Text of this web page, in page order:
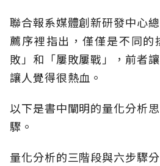
聯合報系媒體創新研發中心
薦序裡指出，僅僅是不同的
敗」和「屢敗屢戰」，前者
讓人覺得很熱血。
以下是書中闡明的量化分析
驟。
量化分析的三階段與六步驟